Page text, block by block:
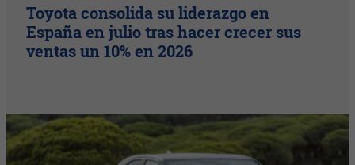
Toyota consolida su liderazgo en
España en julio tras hacer crecer sus
ventas un 10% en 2026